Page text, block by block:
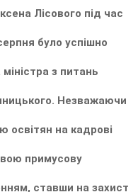
Лісового під час
було успішно
з питань
Незважаючи
освітян на кадрові
примусову
ставши на захист